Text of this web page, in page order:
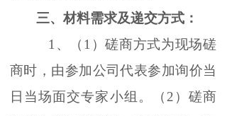
三、材料需求及递交方式：
1 、 （ 1）磋商方式为现场磋
商时，由参加公司代表参加询价当
日当场面交专家小组。（2）磋商